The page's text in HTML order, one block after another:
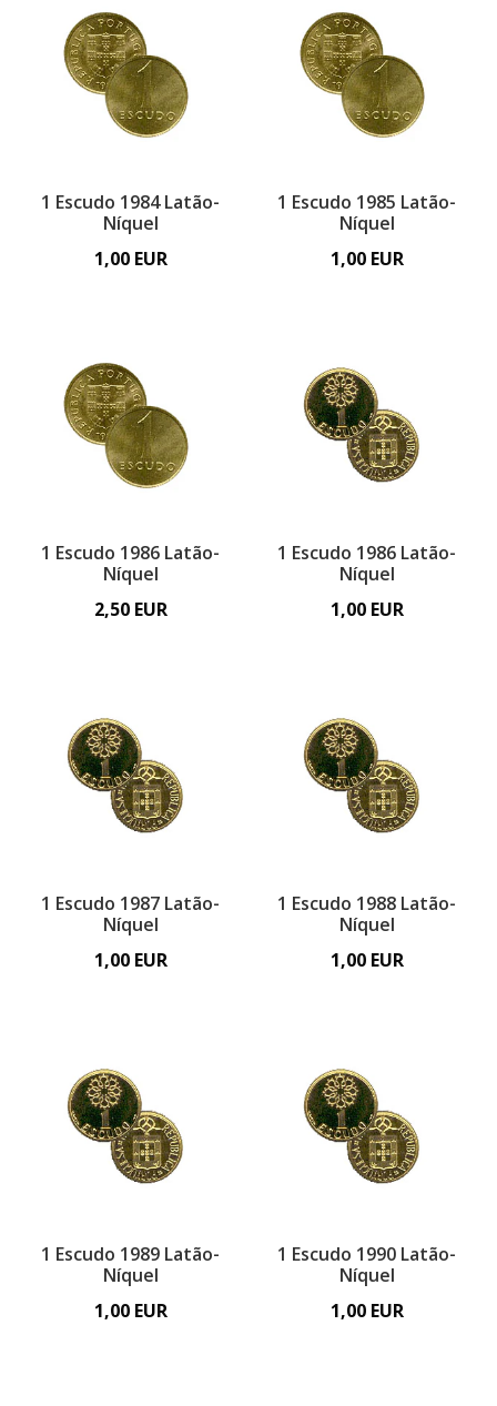
1 Escudo 1984 Latão-
Níquel
1,00 EUR
1 Escudo 1985 Latão-
Níquel
1,00 EUR
1 Escudo 1986 Latão-
Níquel
2,50 EUR
1 Escudo 1986 Latão-
Níquel
1,00 EUR
1 Escudo 1987 Latão-
Níquel
1,00 EUR
1 Escudo 1988 Latão-
Níquel
1,00 EUR
1 Escudo 1989 Latão-
Níquel
1,00 EUR
1 Escudo 1990 Latão-
Níquel
1,00 EUR